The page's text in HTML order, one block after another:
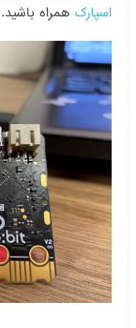
اسپارک همراه باشید.